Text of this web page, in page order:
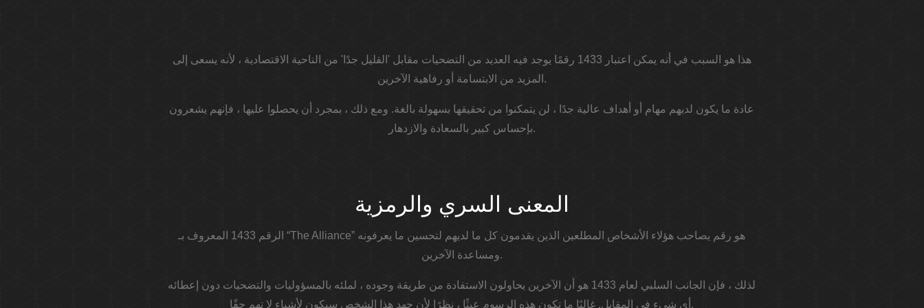
هذا هو السبب في أنه يمكن اعتبار 1433 رقمًا يوجد فيه العديد من التضحيات مقابل 'القليل جدًا' من الناحية الاقتصادية ، لأنه يسعى إلى
المزيد من الابتسامة أو رفاهية الآخرين.
عادة ما يكون لديهم مهام أو أهداف عالية جدًا ، لن يتمكنوا من تحقيقها بسهولة بالغة. ومع ذلك ، بمجرد أن يحصلوا عليها ، فإنهم يشعرون
بإحساس كبير بالسعادة والازدهار.
المعنى السري والرمزية
الرقم 1433 المعروف بـ “The Alliance” هو رقم يصاحب هؤلاء الأشخاص المطلعين الذين يقدمون كل ما لديهم لتحسين ما يعرفونه
ومساعدة الآخرين.
لذلك ، فإن الجانب السلبي لعام 1433 هو أن الآخرين يحاولون الاستفادة من طريقة وجوده ، لملئه بالمسؤوليات والتضحيات دون إعطائه
أي شيء في المقابل. غالبًا ما تكون هذه الرسوم عبثًا ، نظرًا لأن جهد هذا الشخص سيكون لأشياء لا تهم حقًا.